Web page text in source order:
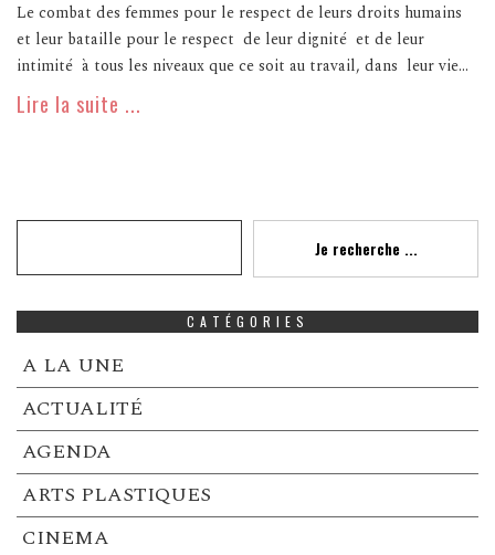
Le combat des femmes pour le respect de leurs droits humains
et leur bataille pour le respect de leur dignité et de leur
intimité à tous les niveaux que ce soit au travail, dans leur vie...
Lire la suite ...
Je recherche ...
CATÉGORIES
A LA UNE
ACTUALITÉ
AGENDA
ARTS PLASTIQUES
CINEMA